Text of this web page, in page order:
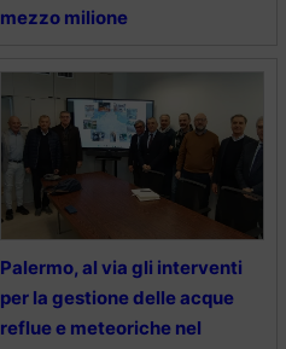
mezzo milione
Palermo, al via gli interventi
per la gestione delle acque
reflue e meteoriche nel